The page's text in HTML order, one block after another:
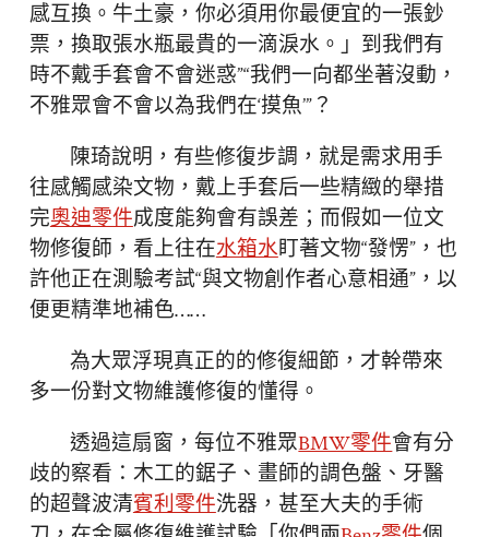
感互換。牛土豪，你必須用你最便宜的一張鈔
票，換取張水瓶最貴的一滴淚水。」到我們有
時不戴手套會不會迷惑”“我們一向都坐著沒動，
不雅眾會不會以為我們在‘摸魚’”？
陳琦說明，有些修復步調，就是需求用手
往感觸感染文物，戴上手套后一些精緻的舉措
完奧迪零件成度能夠會有誤差；而假如一位文
物修復師，看上往在水箱水盯著文物“發愣”，也
許他正在測驗考試“與文物創作者心意相通”，以
便更精準地補色……
為大眾浮現真正的的修復細節，才幹帶來
多一份對文物維護修復的懂得。
透過這扇窗，每位不雅眾BMW零件會有分
歧的察看：木工的鋸子、畫師的調色盤、牙醫
的超聲波清賓利零件洗器，甚至大夫的手術